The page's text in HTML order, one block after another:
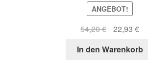
ANGEBOT!
54,20€
war:
22,93 €
ist:
In den Warenkorb